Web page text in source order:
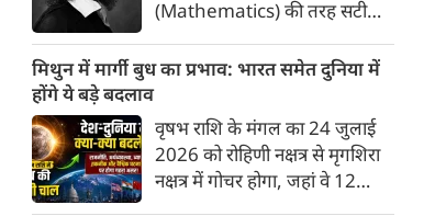
(Mathematics) की तरह सटीक,
जाए। वे एक ऐसा सार्वभौमिक सत्य
खोजना चाहते थे, जिस पर कोई भी
प्रश्नचिह्न न लगा सके। इसी विचार ने
बुद्धिवाद (Rationalism) की नींव
रखी। आइए, देकार्त के इस अद्भुत
दार्शनिक चिंतन के 4 प्रमुख स्तंभों को
मिथुन में मार्गी बुध का प्रभाव: भारत समेत दुनिया में
होंगे ये बड़े बदलाव
वृषभ राशि के मंगल का 24 जुलाई
2026 को रोहिणी नक्षत्र से मृगशिरा
नक्षत्र में गोचर होगा, जहां वे 12